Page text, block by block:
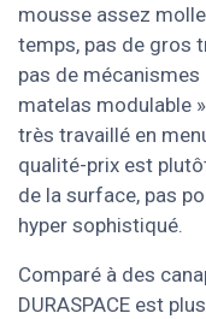
mousse assez
temps, pas de gros
pas de mécanismes
matelas modulable
très travaillé en
qualité-prix est
de la surface, pas
hyper sophistiqué.
Comparé à des
DURASPACE est